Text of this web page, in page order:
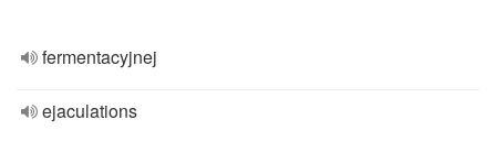
fermentacyjnej
ejaculations